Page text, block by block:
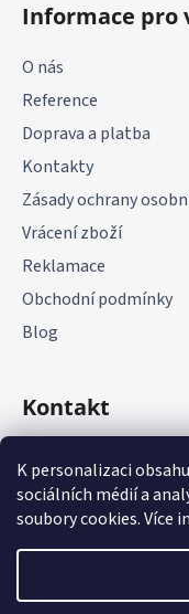
K personalizaci
sociálních médií a
soubory cookies. Více
Informace pro
O nás
Reference
Doprava a platba
Kontakty
Zásady ochrany
Vrácení zboží
Reklamace
Obchodní podmínky
Blog
Kontakt
+420 775 177